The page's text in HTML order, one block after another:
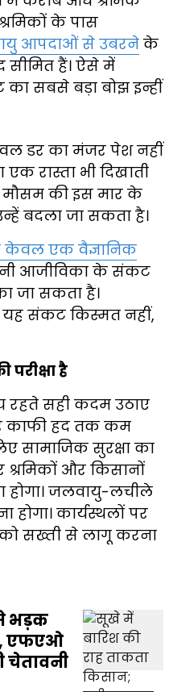
के पास
आपदाओं से उबरने के
हैं। ऐसे में
सबसे बड़ा बोझ इन्हीं
डर का मंजर पेश नहीं
रास्ता भी दिखाती
मौसम की इस मार के
बदला जा सकता है।
केवल एक वैज्ञानिक
आजीविका के संकट
जा सकता है।
संकट किस्मत नहीं,
है
रहते सही कदम उठाए
काफी हद तक कम
सामाजिक सुरक्षा का
श्रमिकों और किसानों
होगा। जलवायु-लचीले
होगा। कार्यस्थलों पर
को सख्ती से लागू करना
भड़क
एफएओ
चेतावनी